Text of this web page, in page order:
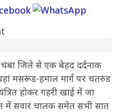
चंबा जिले से एक बेहद दर्दनाक
मसरूंड-हमाल मार्ग पर चतरुंड
होकर गहरी खाई में जा
में सवार चालक समेत सभी सात